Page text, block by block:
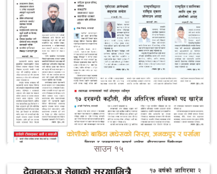
साउन १५